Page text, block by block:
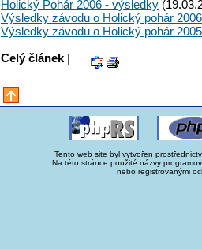
Holický Pohár 2006 - výsledky
Výsledky závodu o Holický pohár 2006
Výsledky závodu o Holický pohár 2005
Celý článek |
Tento web site byl vytvořen
Na této stránce použité názvy
nebo registrovanými